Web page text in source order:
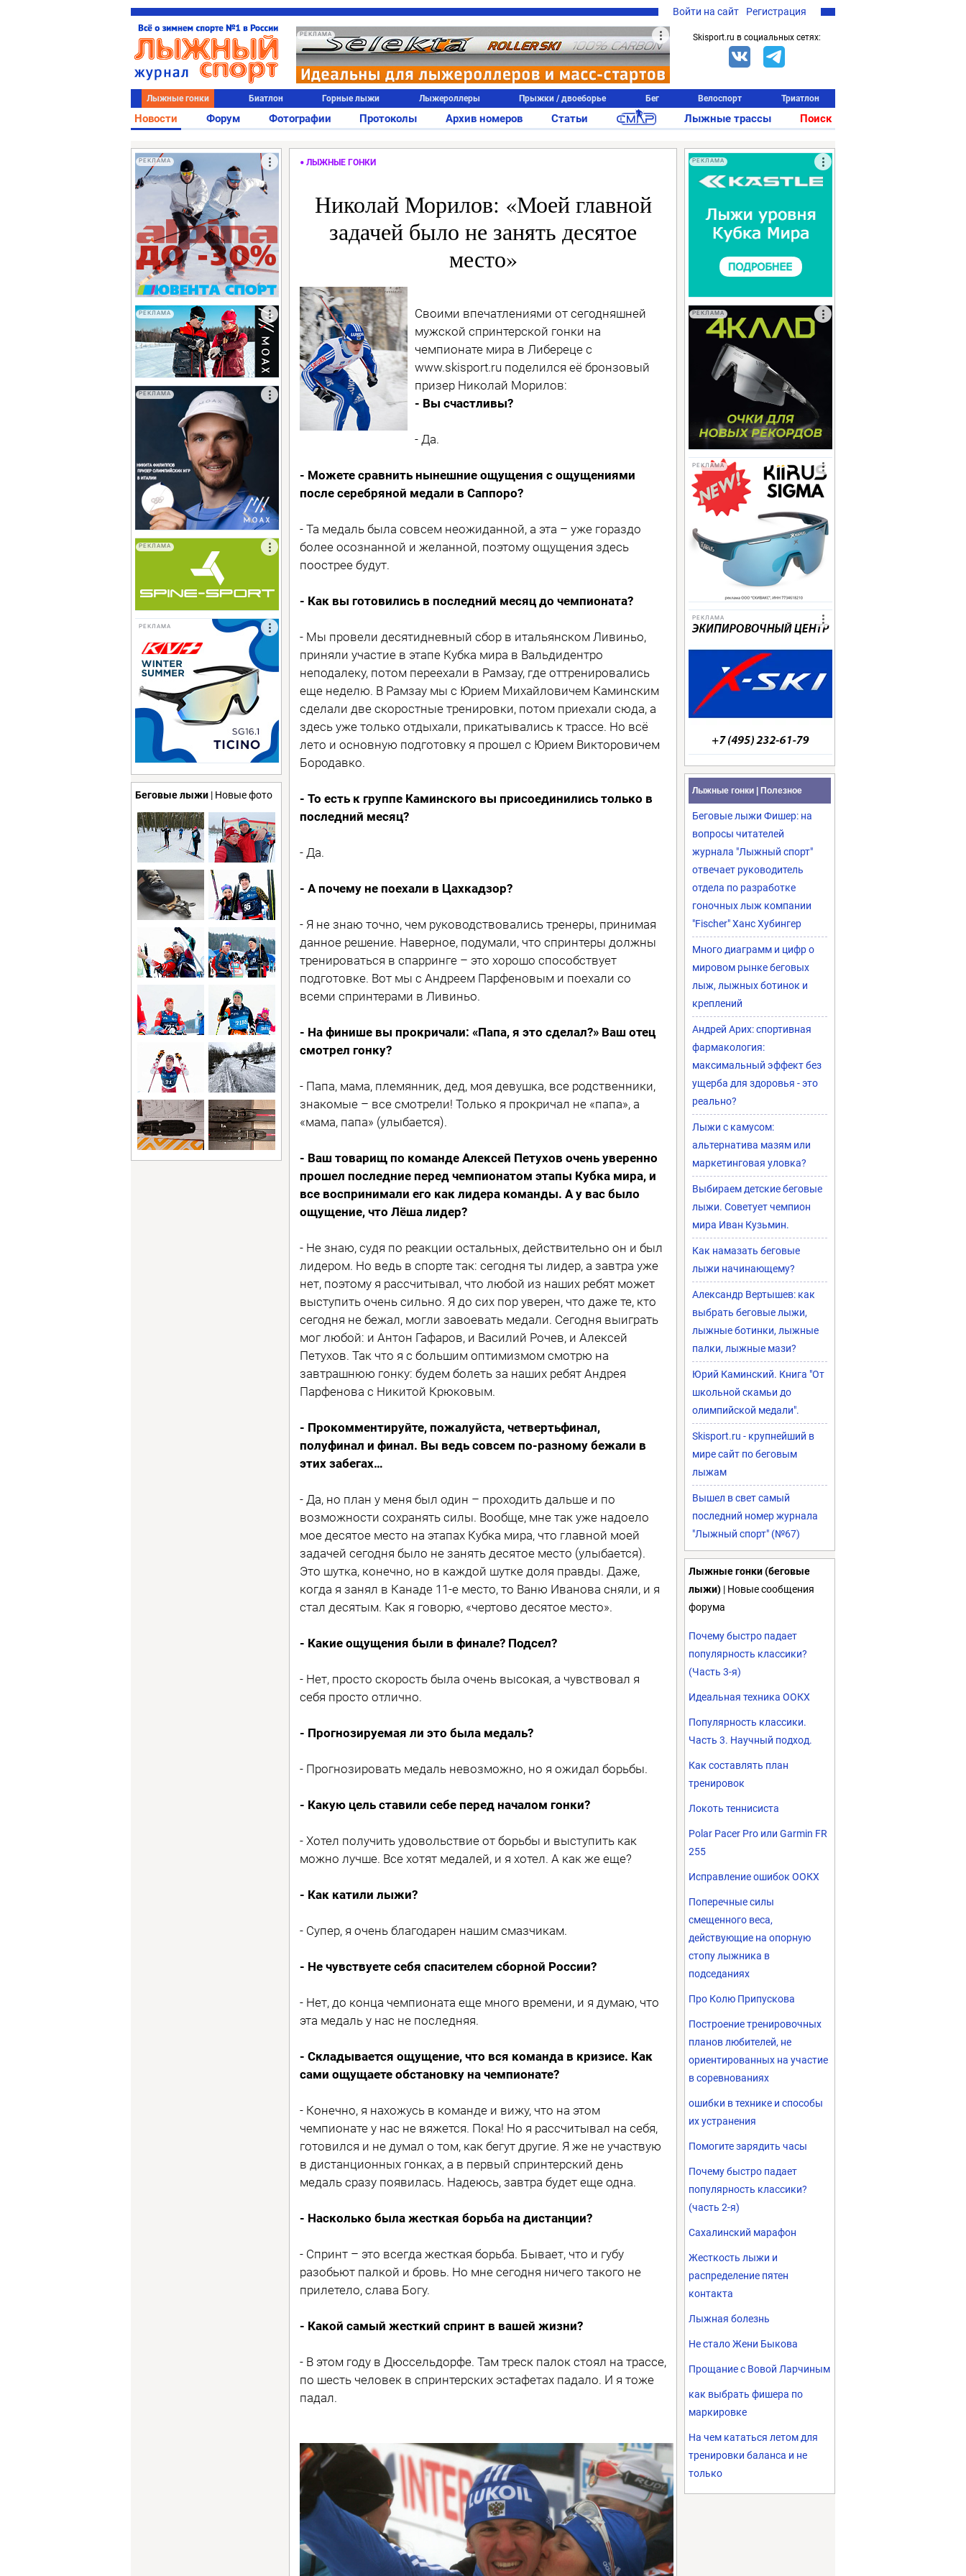
Войти на сайт Регистрация
РЕКЛАМА Skisport.ru в социальных сетях:
Лыжные гонки Биатлон Горные лыжи Лыжероллеры Прыжки / двоеборье Бег Велоспорт Триатлон
Новости Форум Фотографии Протоколы Архив номеров Статьи Лыжные трассы Поиск
РЕКЛАМА
РЕКЛАМА
РЕКЛАМА
РЕКЛАМА
РЕКЛАМА
Беговые лыжи | Новые фото
ЛЫЖНЫЕ ГОНКИ
Николай Морилов: «Моей главной
задачей было не занять десятое
место»
Своими впечатлениями от сегодняшней
мужской спринтерской гонки на
чемпионате мира в Либереце с
www.skisport.ru поделился её бронзовый
призер Николай Морилов:
- Вы счастливы?
- Да.
- Можете сравнить нынешние ощущения с ощущениями
после серебряной медали в Саппоро?
- Та медаль была совсем неожиданной, а эта – уже гораздо
более осознанной и желанной, поэтому ощущения здесь
поострее будут.
- Как вы готовились в последний месяц до чемпионата?
- Мы провели десятидневный сбор в итальянском Ливиньо,
приняли участие в этапе Кубка мира в Вальдидентро
неподалеку, потом переехали в Рамзау, где оттренировались
еще неделю. В Рамзау мы с Юрием Михайловичем Каминским
сделали две скоростные тренировки, потом приехали сюда, а
здесь уже только отдыхали, прикатывались к трассе. Но всё
лето и основную подготовку я прошел с Юрием Викторовичем
Бородавко.
- То есть к группе Каминского вы присоединились только в
последний месяц?
- Да.
- А почему не поехали в Цахкадзор?
- Я не знаю точно, чем руководствовались тренеры, принимая
данное решение. Наверное, подумали, что спринтеры должны
тренироваться в спарринге – это хорошо способствует
подготовке. Вот мы с Андреем Парфеновым и поехали со
всеми спринтерами в Ливиньо.
- На финише вы прокричали: «Папа, я это сделал?» Ваш отец
смотрел гонку?
- Папа, мама, племянник, дед, моя девушка, все родственники,
знакомые – все смотрели! Только я прокричал не «папа», а
«мама, папа» (улыбается).
- Ваш товарищ по команде Алексей Петухов очень уверенно
прошел последние перед чемпионатом этапы Кубка мира, и
все воспринимали его как лидера команды. А у вас было
ощущение, что Лёша лидер?
- Не знаю, судя по реакции остальных, действительно он и был
лидером. Но ведь в спорте так: сегодня ты лидер, а завтра уже
нет, поэтому я рассчитывал, что любой из наших ребят может
выступить очень сильно. Я до сих пор уверен, что даже те, кто
сегодня не бежал, могли завоевать медали. Сегодня выиграть
мог любой: и Антон Гафаров, и Василий Рочев, и Алексей
Петухов. Так что я с большим оптимизмом смотрю на
завтрашнюю гонку: будем болеть за наших ребят Андрея
Парфенова с Никитой Крюковым.
- Прокомментируйте, пожалуйста, четвертьфинал,
полуфинал и финал. Вы ведь совсем по-разному бежали в
этих забегах…
- Да, но план у меня был один – проходить дальше и по
возможности сохранять силы. Вообще, мне так уже надоело
мое десятое место на этапах Кубка мира, что главной моей
задачей сегодня было не занять десятое место (улыбается).
Это шутка, конечно, но в каждой шутке доля правды. Даже,
когда я занял в Канаде 11-е место, то Ваню Иванова сняли, и я
стал десятым. Как я говорю, «чертово десятое место».
- Какие ощущения были в финале? Подсел?
- Нет, просто скорость была очень высокая, а чувствовал я
себя просто отлично.
- Прогнозируемая ли это была медаль?
- Прогнозировать медаль невозможно, но я ожидал борьбы.
- Какую цель ставили себе перед началом гонки?
- Хотел получить удовольствие от борьбы и выступить как
можно лучше. Все хотят медалей, и я хотел. А как же еще?
- Как катили лыжи?
- Супер, я очень благодарен нашим смазчикам.
- Не чувствуете себя спасителем сборной России?
- Нет, до конца чемпионата еще много времени, и я думаю, что
эта медаль у нас не последняя.
- Складывается ощущение, что вся команда в кризисе. Как
сами ощущаете обстановку на чемпионате?
- Конечно, я нахожусь в команде и вижу, что на этом
чемпионате у нас не вяжется. Пока! Но я рассчитывал на себя,
готовился и не думал о том, как бегут другие. Я же не участвую
в дистанционных гонках, а в первый спринтерский день
медаль сразу появилась. Надеюсь, завтра будет еще одна.
- Насколько была жесткая борьба на дистанции?
- Спринт – это всегда жесткая борьба. Бывает, что и губу
разобьют палкой и бровь. Но мне сегодня ничего такого не
прилетело, слава Богу.
- Какой самый жесткий спринт в вашей жизни?
- В этом году в Дюссельдорфе. Там треск палок стоял на трассе,
по шесть человек в спринтерских эстафетах падало. И я тоже
падал.
РЕКЛАМА
РЕКЛАМА
РЕКЛАМА
РЕКЛАМА
Лыжные гонки | Полезное
Беговые лыжи Фишер: на
вопросы читателей
журнала "Лыжный спорт"
отвечает руководитель
отдела по разработке
гоночных лыж компании
"Fischer" Ханс Хубингер
Много диаграмм и цифр о
мировом рынке беговых
лыж, лыжных ботинок и
креплений
Андрей Арих: спортивная
фармакология:
максимальный эффект без
ущерба для здоровья - это
реально?
Лыжи с камусом:
альтернатива мазям или
маркетинговая уловка?
Выбираем детские беговые
лыжи. Советует чемпион
мира Иван Кузьмин.
Как намазать беговые
лыжи начинающему?
Александр Вертышев: как
выбрать беговые лыжи,
лыжные ботинки, лыжные
палки, лыжные мази?
Юрий Каминский. Книга "От
школьной скамьи до
олимпийской медали".
Skisport.ru - крупнейший в
мире сайт по беговым
лыжам
Вышел в свет самый
последний номер журнала
"Лыжный спорт" (№67)
Лыжные гонки (беговые
лыжи) | Новые сообщения
форума
Почему быстро падает
популярность классики?
(Часть 3-я)
Идеальная техника ООКХ
Популярность классики.
Часть 3. Научный подход.
Как составлять план
тренировок
Локоть теннисиста
Polar Pacer Pro или Garmin FR
255
Исправление ошибок ООКХ
Поперечные силы
смещенного веса,
действующие на опорную
стопу лыжника в
подседаниях
Про Колю Припускова
Построение тренировочных
планов любителей, не
ориентированных на участие
в соревнованиях
ошибки в технике и способы
их устранения
Помогите зарядить часы
Почему быстро падает
популярность классики?
(часть 2-я)
Сахалинский марафон
Жесткость лыжи и
распределение пятен
контакта
Лыжная болезнь
Не стало Жени Быкова
Прощание с Вовой Ларчиным
как выбрать фишера по
маркировке
На чем кататься летом для
тренировки баланса и не
только